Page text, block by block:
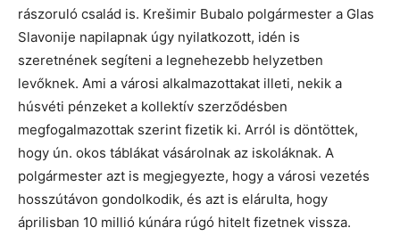
rászoruló család is. Krešimir Bubalo polgármester a Glas
Slavonije napilapnak úgy nyilatkozott, idén is
szeretnének segíteni a legnehezebb helyzetben
levőknek. Ami a városi alkalmazottakat illeti, nekik a
húsvéti pénzeket a kollektív szerződésben
megfogalmazottak szerint fizetik ki. Arról is döntöttek,
hogy ún. okos táblákat vásárolnak az iskoláknak. A
polgármester azt is megjegyezte, hogy a városi vezetés
hosszútávon gondolkodik, és azt is elárulta, hogy
áprilisban 10 millió kúnára rúgó hitelt fizetnek vissza.